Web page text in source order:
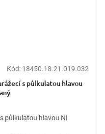
Kód: 18450.18.21.019.032
s půlkulatou hlavou
půlkulatou hlavou NI